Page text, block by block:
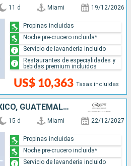
11 d Miami 19/12/2026
US$ 10,363 Tasas incluidas
Propinas incluidas
Noche pre-crucero incluida*
Servicio de lavanderia incluido
Restaurantes de especialidades y
bebidas premium incluidos
ESTADOS UNIDOS, MÉXICO, GUATEMALA, BELICE, HONDURAS, COSTA RICA, PANAMÁ, JAMAICA, ISLAS CAIMÁN
15 d Miami 22/12/2027
Propinas incluidas
Noche pre-crucero incluida*
Servicio de lavanderia incluido